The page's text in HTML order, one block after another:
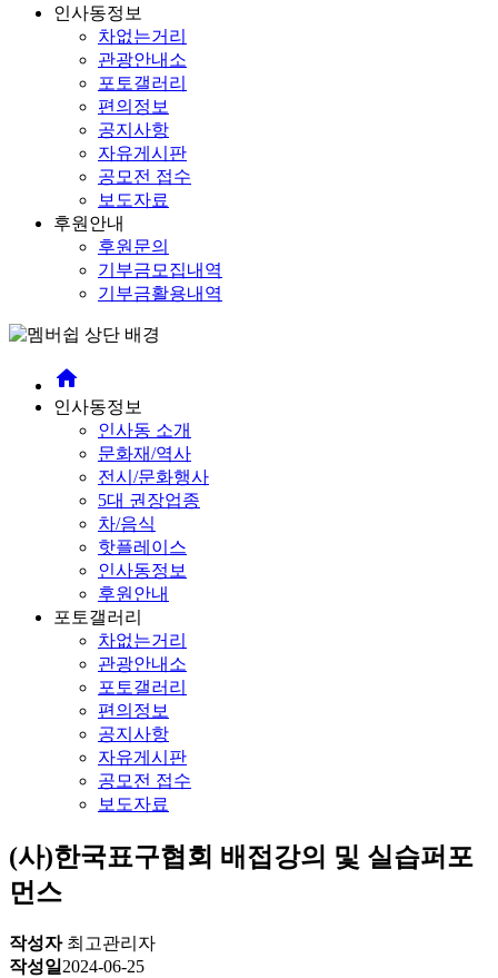
인사동정보
차없는거리
관광안내소
포토갤러리
편의정보
공지사항
자유게시판
공모전 접수
보도자료
후원안내
후원문의
기부금모집내역
기부금활용내역
home
인사동정보
인사동 소개
문화재/역사
전시/문화행사
5대 권장업종
차/음식
핫플레이스
인사동정보
후원안내
포토갤러리
차없는거리
관광안내소
포토갤러리
편의정보
공지사항
자유게시판
공모전 접수
보도자료
(사)한국표구협회 배접강의 및 실습퍼포
먼스
작성자 최고관리자
작성일 2024-06-25